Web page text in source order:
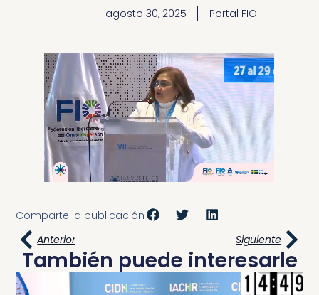
agosto 30, 2025 Portal FIO
Comparte la publicación
Anterior
Siguiente
También puede interesarle